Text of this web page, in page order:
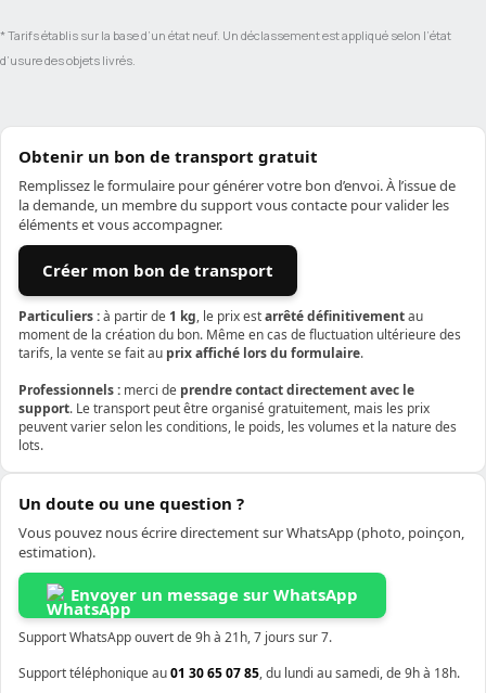
* Tarifs établis sur la base d’un état neuf. Un déclassement est appliqué selon l’état
d’usure des objets livrés.
Obtenir un bon de transport gratuit
Remplissez le formulaire pour générer votre bon d’envoi. À l’issue de
la demande, un membre du support vous contacte pour valider les
éléments et vous accompagner.
Créer mon bon de transport
Particuliers :à partir de 1 kg, le prix estarrêté définitivementau
moment de la création du bon. Même en cas de fluctuation ultérieure des
tarifs, la vente se fait au prix affiché lors du formulaire.
Professionnels : merci de prendre contact directement avec le
support. Le transport peut être organisé gratuitement, mais les prix
peuvent varier selon les conditions, le poids, les volumes et la nature des
lots.
Un doute ou une question ?
Vous pouvez nous écrire directement sur WhatsApp (photo, poinçon,
estimation).
Envoyer un message sur WhatsApp
Support WhatsApp ouvert de 9h à 21h, 7 jours sur 7.
Support téléphonique au01 30 65 07 85, du lundi au samedi, de 9h à 18h.